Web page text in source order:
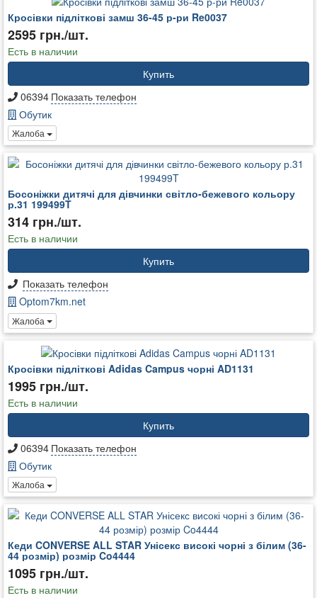
Кросівки підліткові замш 36-45 р-ри Re0037
2595 грн./шт.
Есть в наличии
Купить
06394 Показать телефон
Обутик
Жалоба
Босоніжки дитячі для дівчинки світло-бежевого кольору
р.31 199499T
314 грн./шт.
Есть в наличии
Купить
Показать телефон
Optom7km.net
Жалоба
Кросівки підліткові Adidas Campus чорні AD1131
1995 грн./шт.
Есть в наличии
Купить
06394 Показать телефон
Обутик
Жалоба
Кеди CONVERSE ALL STAR Унісекс високі чорні з білим (36-
44 розмір) розмір Co4444
1095 грн./шт.
Есть в наличии